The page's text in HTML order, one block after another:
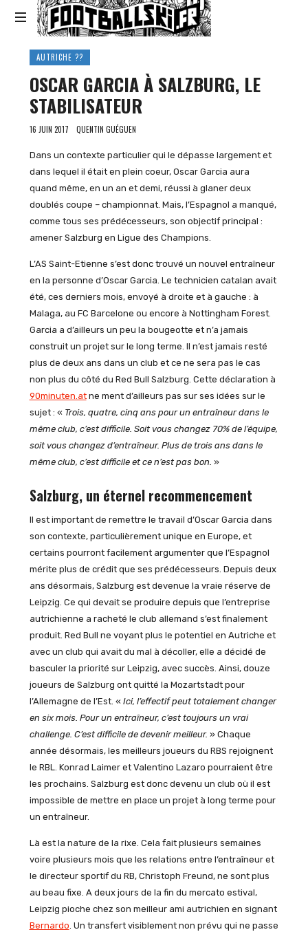
Footballski
Le
football
d'Europe
centrale
et
d'Europe
l'Est
AUTRICHE ??
OSCAR GARCIA À SALZBURG, LE
STABILISATEUR
16 JUIN 2017 QUENTIN GUÉGUEN
Dans un contexte particulier qui le dépasse largement et
dans lequel il était en plein coeur, Oscar Garcia aura
quand même, en un an et demi, réussi à glaner deux
doublés coupe – championnat. Mais, l’Espagnol a manqué,
comme tous ses prédécesseurs, son objectif principal :
amener Salzburg en Ligue des Champions.
L’AS Saint-Etienne s’est donc trouvé un nouvel entraîneur
en la personne d’Oscar Garcia. Le technicien catalan avait
été, ces derniers mois, envoyé à droite et à gauche : à
Malaga, au FC Barcelone ou encore à Nottingham Forest.
Garcia a d’ailleurs un peu la bougeotte et n’a jamais
construit un projet sur le long terme. Il n’est jamais resté
plus de deux ans dans un club et ce ne sera pas le cas
non plus du côté du Red Bull Salzburg. Cette déclaration à
90minuten.atne ment d’ailleurs pas sur ses idées sur le
sujet : « Trois, quatre, cinq ans pour un entraîneur dans le
même club, c’est difficile. Soit vous changez 70% de l’équipe,
soit vous changez d’entraîneur. Plus de trois ans dans le
même club, c’est difficile et ce n’est pas bon. »
Salzburg, un éternel recommencement
Il est important de remettre le travail d’Oscar Garcia dans
son contexte, particulièrement unique en Europe, et
certains pourront facilement argumenter que l’Espagnol
mérite plus de crédit que ses prédécesseurs. Depuis deux
ans désormais, Salzburg est devenue la vraie réserve de
Leipzig. Ce qui devait se produire depuis que l’entreprise
autrichienne a racheté le club allemand s’est finalement
produit. Red Bull ne voyant plus le potentiel en Autriche et
avec un club qui avait du mal à décoller, elle a décidé de
basculer la priorité sur Leipzig, avec succès. Ainsi, douze
joueurs de Salzburg ont quitté la Mozartstadt pour
l’Allemagne de l’Est. « Ici, l’effectif peut totalement changer
en six mois. Pour un entraîneur, c’est toujours un vrai
challenge. C’est difficile de devenir meilleur. » Chaque
année désormais, les meilleurs joueurs du RBS rejoignent
le RBL. Konrad Laimer et Valentino Lazaro pourraient être
les prochains. Salzburg est donc devenu un club où il est
impossible de mettre en place un projet à long terme pour
un entraîneur.
Là est la nature de la rixe. Cela fait plusieurs semaines
voire plusieurs mois que les relations entre l’entraîneur et
le directeur sportif du RB, Christoph Freund, ne sont plus
au beau fixe. A deux jours de la fin du mercato estival,
Leipzig pioche chez son meilleur ami autrichien en signant
Bernardo. Un transfert visiblement non prévu qui ne passe